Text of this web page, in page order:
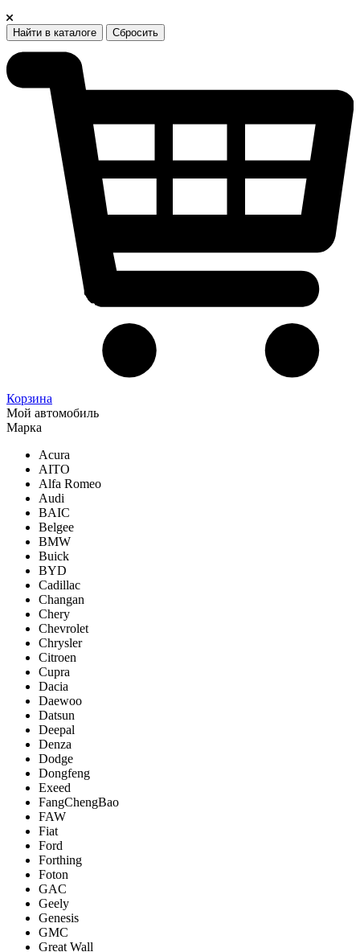
Найти в каталоге Сбросить
Корзина
Мой автомобиль
Марка
Acura
AITO
Alfa Romeo
Audi
BAIC
Belgee
BMW
Buick
BYD
Cadillac
Changan
Chery
Chevrolet
Chrysler
Citroen
Cupra
Dacia
Daewoo
Datsun
Deepal
Denza
Dodge
Dongfeng
Exeed
FangChengBao
FAW
Fiat
Ford
Forthing
Foton
GAC
Geely
Genesis
GMC
Great Wall